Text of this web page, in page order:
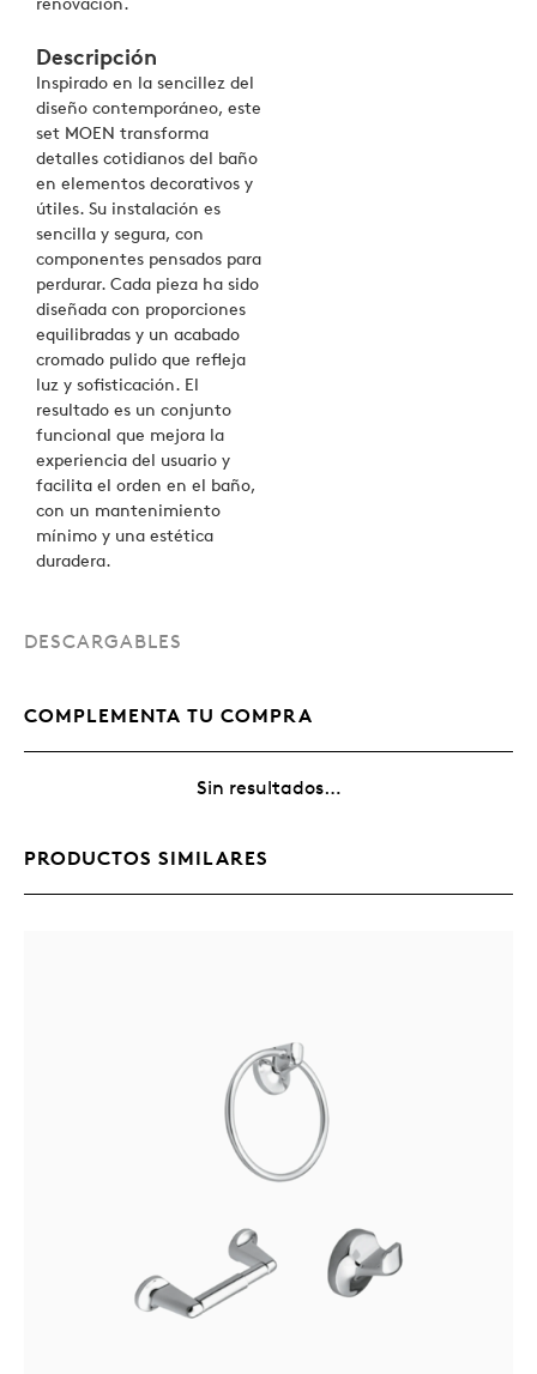
DESCARGABLES
Descripción
Inspirado en la sencillez del
diseño contemporáneo, este
set MOEN transforma
detalles cotidianos del baño
en elementos decorativos y
útiles. Su instalación es
sencilla y segura, con
componentes pensados para
perdurar. Cada pieza ha sido
diseñada con proporciones
equilibradas y un acabado
cromado pulido que refleja
luz y sofisticación. El
resultado es un conjunto
funcional que mejora la
experiencia del usuario y
facilita el orden en el baño,
con un mantenimiento
mínimo y una estética
duradera.
COMPLEMENTA TU COMPRA
Sin resultados…
PRODUCTOS SIMILARES